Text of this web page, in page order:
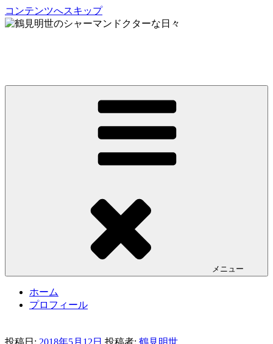
コンテンツへスキップ
メニュー
ホーム
プロフィール
投稿日: 2018年5月12日 投稿者: 鶴見明世